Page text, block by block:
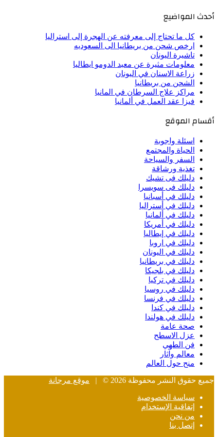
أحدث المواضيع
كل ما تحتاج إلى معرفته عن الهجرة إلى استراليا
ارخص شحن من بريطانيا الى السعوديه
تاشيرة اليونان
معلومات مثيرة عن معبد الدومو ايطاليا
زراعة الاسنان في اليونان
الشحن من بريطانيا
مراكز علاج السرطان في المانيا
فيزا عقد العمل في ألمانيا
أقسام الموقع
اسئلة واجوبة
الحياة والمجتمع
السفر والسياحة
تغذية ورشاقة
دليلك فى تشيك
دليلك فى سويسرا
دليلك في أسبانيا
دليلك في أستراليا
دليلك في ألمانيا
دليلك في أمريكا
دليلك في إيطاليا
دليلك في اروبا
دليلك في اليونان
دليلك في بريطانيا
دليلك في بلجيكا
دليلك في تركيا
دليلك في روسيا
دليلك في فرنسا
دليلك في كندا
دليلك في هولندا
صحة عامة
عزل الاسطح
فن الطهي
معالم وآثار
منح حول العالم
جميع حقوق النشر محفوظة 2026 © | موقع مرجانة
سياسة الخصوصية
إتفاقية الإستخدام
من نحن
إتصل بنا